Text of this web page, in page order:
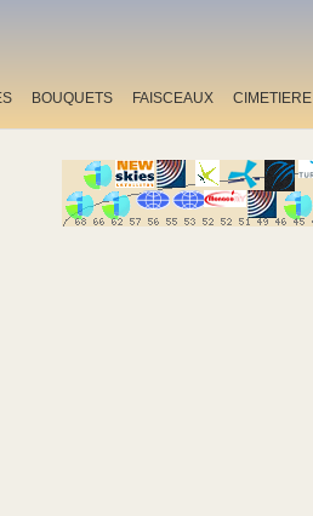
BOUQUETS FAISCEAUX CIMETIERE